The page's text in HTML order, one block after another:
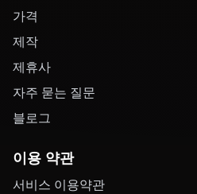
가격
제작
제휴사
자주 묻는 질문
블로그
이용 약관
서비스 이용약관